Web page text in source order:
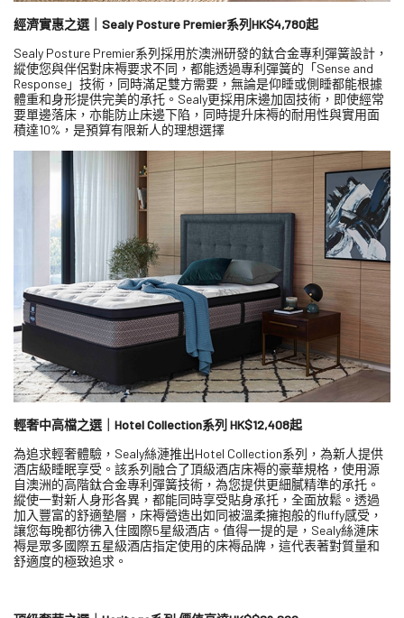
經濟實惠之選｜Sealy Posture Premier系列HK$4,780起
Sealy Posture Premier系列採用於澳洲研發的鈦合金專利彈簧設計，
縱使您與伴侶對床褥要求不同，都能透過專利彈簧的「Sense and
Response」技術，同時滿足雙方需要，無論是仰睡或側睡都能根據
體重和身形提供完美的承托。Sealy更採用床邊加固技術，即使經常
要單邊落床，亦能防止床邊下陷，同時提升床褥的耐用性與實用面
積達10%，是預算有限新人的理想選擇
輕奢中高檔之選｜Hotel Collection系列 HK$12,408起
為追求輕奢體驗，Sealy絲漣推出Hotel Collection系列，為新人提供
酒店級睡眠享受。該系列融合了頂級酒店床褥的豪華規格，使用源
自澳洲的高階鈦合金專利彈簧技術，為您提供更細膩精準的承托。
縱使一對新人身形各異，都能同時享受貼身承托，全面放鬆。透過
加入豐富的舒適墊層，床褥營造出如同被溫柔擁抱般的fluffy感受，
讓您每晚都彷彿入住國際5星級酒店。值得一提的是，Sealy絲漣床
褥是眾多國際五星級酒店指定使用的床褥品牌，這代表著對質量和
舒適度的極致追求。